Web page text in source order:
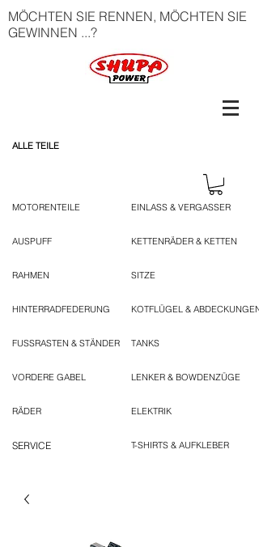
MÖCHTEN SIE RENNEN, MÖCHTEN SIE
GEWINNEN ...?
ALLE TEILE
MOTORENTEILE
AUSPUFF
RAHMEN
HINTERRADFEDERUNG
FUSSRASTEN & STÄNDER
VORDERE GABEL
RÄDER
SERVICE
EINLASS & VERGASSER
KETTENRÄDER & KETTEN
SITZE
KOTFLÜGEL & ABDECKUNGEN
TANKS
LENKER & BOWDENZÜGE
ELEKTRIK
T-SHIRTS & AUFKLEBER